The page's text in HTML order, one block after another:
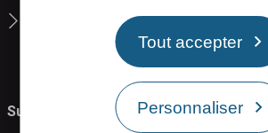
Tout accepter
Personnaliser
La carte interactive de Rodez Agglo
Suivez-nous